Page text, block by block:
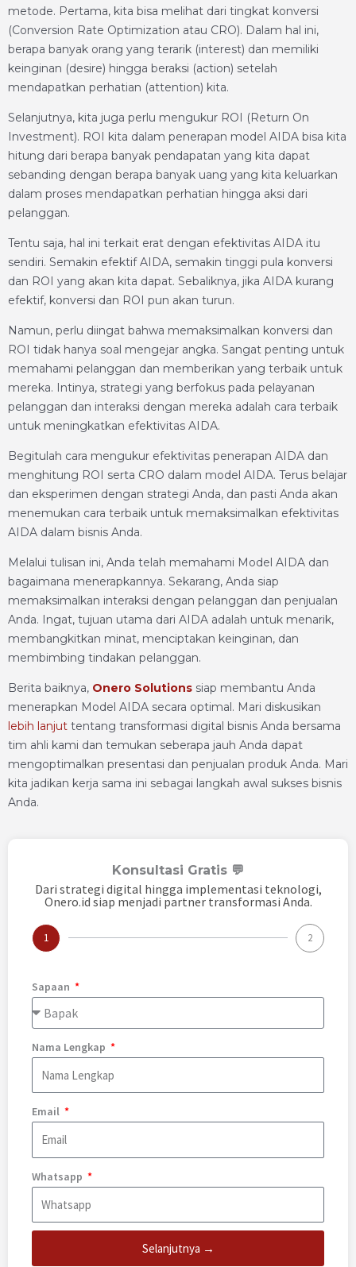
metode. Pertama, kita bisa melihat dari tingkat konversi
(Conversion Rate Optimization atau CRO). Dalam hal ini,
berapa banyak orang yang terarik (interest) dan memiliki
keinginan (desire) hingga beraksi (action) setelah
mendapatkan perhatian (attention) kita.
Selanjutnya, kita juga perlu mengukur ROI (Return On
Investment). ROI kita dalam penerapan model AIDA bisa kita
hitung dari berapa banyak pendapatan yang kita dapat
sebanding dengan berapa banyak uang yang kita keluarkan
dalam proses mendapatkan perhatian hingga aksi dari
pelanggan.
Tentu saja, hal ini terkait erat dengan efektivitas AIDA itu
sendiri. Semakin efektif AIDA, semakin tinggi pula konversi
dan ROI yang akan kita dapat. Sebaliknya, jika AIDA kurang
efektif, konversi dan ROI pun akan turun.
Namun, perlu diingat bahwa memaksimalkan konversi dan
ROI tidak hanya soal mengejar angka. Sangat penting untuk
memahami pelanggan dan memberikan yang terbaik untuk
mereka. Intinya, strategi yang berfokus pada pelayanan
pelanggan dan interaksi dengan mereka adalah cara terbaik
untuk meningkatkan efektivitas AIDA.
Begitulah cara mengukur efektivitas penerapan AIDA dan
menghitung ROI serta CRO dalam model AIDA. Terus belajar
dan eksperimen dengan strategi Anda, dan pasti Anda akan
menemukan cara terbaik untuk memaksimalkan efektivitas
AIDA dalam bisnis Anda.
Melalui tulisan ini, Anda telah memahami Model AIDA dan
bagaimana menerapkannya. Sekarang, Anda siap
memaksimalkan interaksi dengan pelanggan dan penjualan
Anda. Ingat, tujuan utama dari AIDA adalah untuk menarik,
membangkitkan minat, menciptakan keinginan, dan
membimbing tindakan pelanggan.
Berita baiknya, Onero Solutions siap membantu Anda
menerapkan Model AIDA secara optimal. Mari diskusikan
lebih lanjut tentang transformasi digital bisnis Anda bersama
tim ahli kami dan temukan seberapa jauh Anda dapat
mengoptimalkan presentasi dan penjualan produk Anda. Mari
kita jadikan kerja sama ini sebagai langkah awal sukses bisnis
Anda.
Konsultasi Gratis 💬
Dari strategi digital hingga implementasi teknologi,
Onero.id siap menjadi partner transformasi Anda.
1 2
Sapaan
Nama Lengkap
Email
Whatsapp
Selanjutnya →